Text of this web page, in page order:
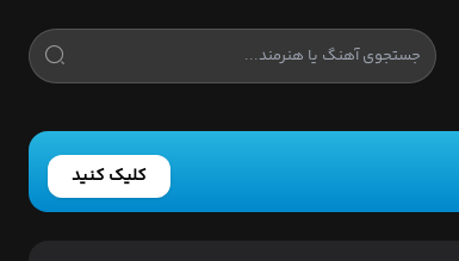
کلیک کنید